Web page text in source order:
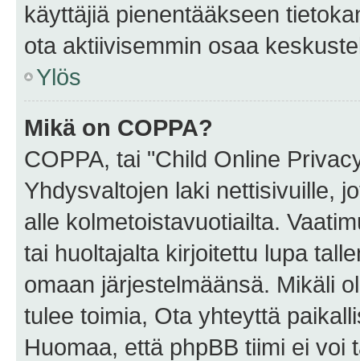
käyttäjiä pienentääkseen
ota aktiivisemmin osaa
Ylös
Mikä on COPPA?
COPPA, tai "Child Online
Yhdysvaltojen laki nettisivuille,
alle kolmetoistavuotiailta.
tai huoltajalta kirjoitettu lupa
omaan järjestelmäänsä. Mikäli
tulee toimia, Ota yhteyttä
Huomaa, että phpBB tiimi ei